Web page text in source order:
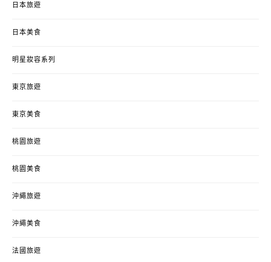
日本旅遊
日本美食
明星妝容系列
東京旅遊
東京美食
桃園旅遊
桃園美食
沖繩旅遊
沖繩美食
法國旅遊